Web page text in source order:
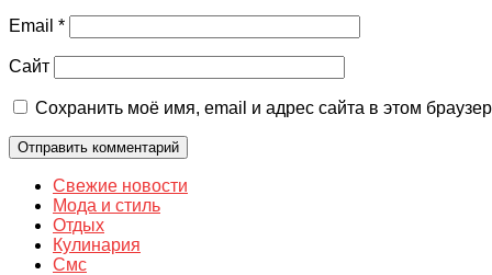
Email *
Сайт
Сохранить моё имя, email и адрес сайта в этом
Свежие новости
Мода и стиль
Отдых
Кулинария
Смс